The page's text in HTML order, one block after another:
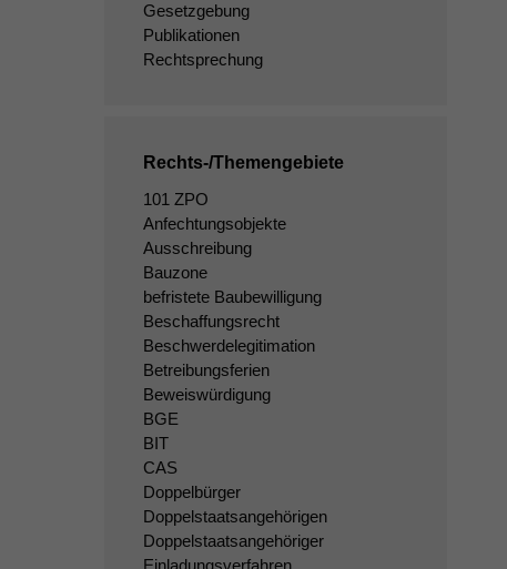
Gesetzgebung
Publikationen
Rechtsprechung
Rechts-/Themengebiete
101 ZPO
Anfechtungsobjekte
Ausschreibung
Bauzone
befristete Baubewilligung
Beschaffungsrecht
Beschwerdelegitimation
Betreibungsferien
Beweiswürdigung
BGE
BIT
CAS
Doppelbürger
Doppelstaatsangehörigen
Doppelstaatsangehöriger
Einladungsverfahren